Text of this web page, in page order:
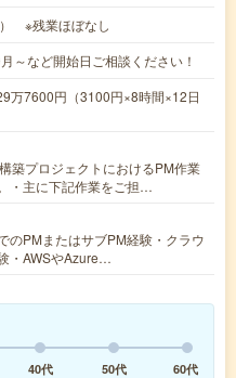
※残業ほぼなし
など開始日ご相談ください！
7600円（3100円×8時間×12日
築プロジェクトにおけるPM作業
・主に下記作業をご担…
のPMまたはサブPM経験・クラウ
・AWSやAzure…
40代 50代
60代